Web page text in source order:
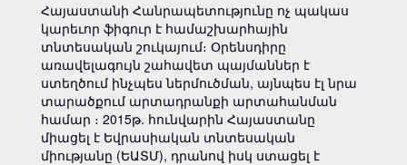
Հայաստանի Հանրապետությունը ոչ պակաս
կարեւոր ֆիգուր է համաշխարհային
տնտեսական շուկայում։ Օրենսդիրը
առավելագույն շահավետ պայմաններ է
ստեղծում ինչպես ներմուծման, այնպես էլ նրա
տարածքում արտադրանքի արտահանման
համար ։ 2015թ. հունվարին Հայաստանը
միացել է Եվրասիական տնտեսական
միությանը (ԵԱՏՄ), դրանով իսկ ստացել է